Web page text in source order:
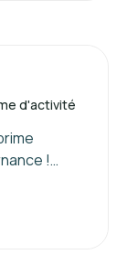
d'activité
!